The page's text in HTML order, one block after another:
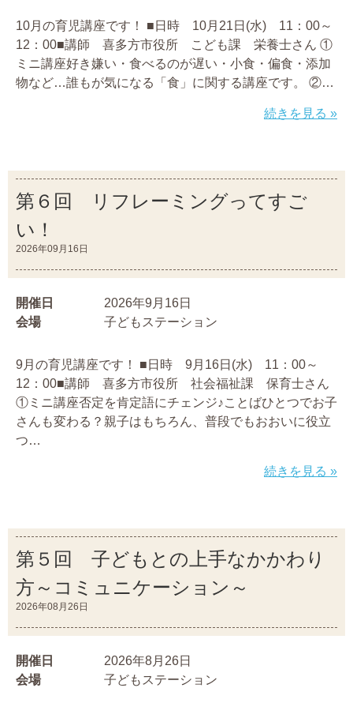
10月の育児講座です！ ■日時 10月21日(水) 11：00～
12：00■講師 喜多方市役所 こども課 栄養士さん ①
ミニ講座好き嫌い・食べるのが遅い・小食・偏食・添加
物など…誰もが気になる「食」に関する講座です。 ②…
続きを見る »
第６回 リフレーミングってすご
い！
2026年09月16日
開催日
2026年9月16日
会場
子どもステーション
9月の育児講座です！ ■日時 9月16日(水) 11：00～
12：00■講師 喜多方市役所 社会福祉課 保育士さん
①ミニ講座否定を肯定語にチェンジ♪ことばひとつでお子
さんも変わる？親子はもちろん、普段でもおおいに役立
つ…
続きを見る »
第５回 子どもとの上手なかかわり
方～コミュニケーション～
2026年08月26日
開催日
2026年8月26日
会場
子どもステーション